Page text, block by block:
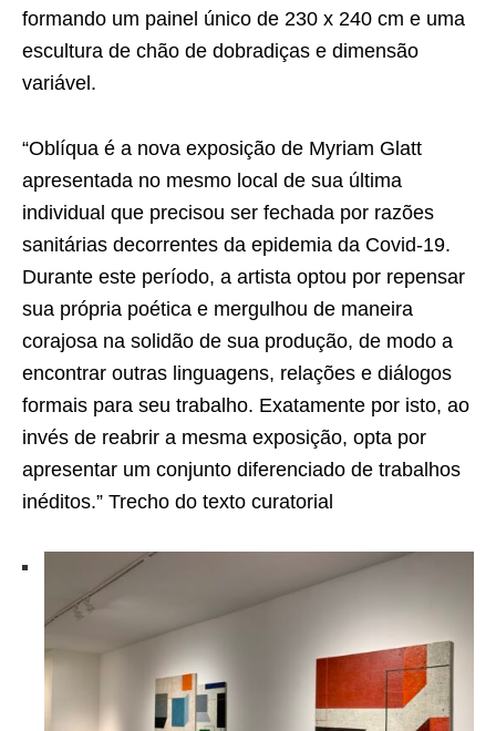
formando um painel único de 230 x 240 cm e uma
escultura de chão de dobradiças e dimensão
variável.
“Oblíqua é a nova exposição de Myriam Glatt
apresentada no mesmo local de sua última
individual que precisou ser fechada por razões
sanitárias decorrentes da epidemia da Covid-19.
Durante este período, a artista optou por repensar
sua própria poética e mergulhou de maneira
corajosa na solidão de sua produção, de modo a
encontrar outras linguagens, relações e diálogos
formais para seu trabalho. Exatamente por isto, ao
invés de reabrir a mesma exposição, opta por
apresentar um conjunto diferenciado de trabalhos
inéditos.” Trecho do texto curatorial